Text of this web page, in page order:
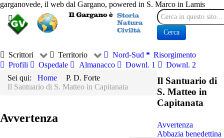
garganovede, il web dal Gargano, powered in S. Marco in Lamis
Cerca
Cerca
Scrittori Territorio Nord-Sud
Risorgimento
Profili
Ospedale Almanacco Downl. 1
Downl. 2
Sei qui:
Home
P. D. Forte
Il Santuario di S. Matteo in Capitanata
Avvertenza
Il Santuario di
S. Matteo in
Capitanata
Avvertenza
Abbazia benedettina